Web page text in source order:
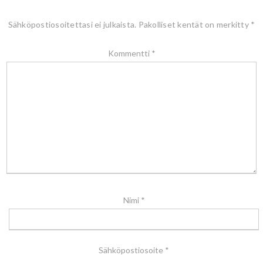
Sähköpostiosoitettasi ei julkaista. Pakolliset kentät on merkitty *
Kommentti *
Nimi *
Sähköpostiosoite *